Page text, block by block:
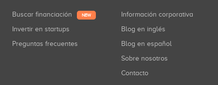
Buscar financiación NEW
Invertir en startups
Preguntas frecuentes
Información corporativa
Blog en inglés
Blog en español
Sobre nosotros
Contacto